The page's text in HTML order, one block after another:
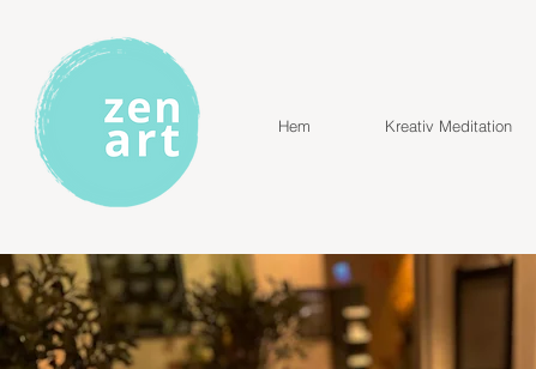
Hem Kreativ Meditation